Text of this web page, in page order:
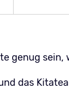
genug
das